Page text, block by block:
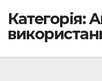
Категорія: